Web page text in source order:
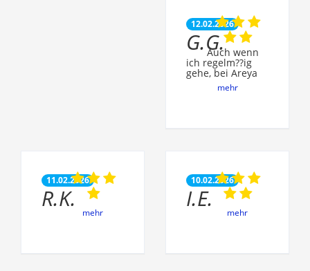
12.02.2026
G.G.Auch wenn
ich regelm??ig
gehe, bei Areya
mehr
11.02.2026
R.K.
mehr
10.02.2026
I.E.
mehr